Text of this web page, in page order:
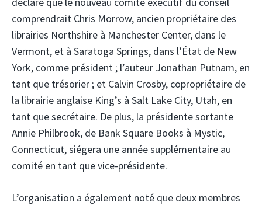
comprendrait Chris Morrow, ancien propriétaire des
librairies Northshire à Manchester Center, dans le
Vermont, et à Saratoga Springs, dans l’État de New
York, comme président ; l’auteur Jonathan Putnam, en
tant que trésorier ; et Calvin Crosby, copropriétaire de
la librairie anglaise King’s à Salt Lake City, Utah, en
tant que secrétaire. De plus, la présidente sortante
Annie Philbrook, de Bank Square Books à Mystic,
Connecticut, siégera une année supplémentaire au
comité en tant que vice-présidente.
L’organisation a également noté que deux membres